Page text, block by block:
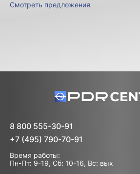
Смотреть предложения
8 800 555-30-91
+7 (495) 790-70-91
Время работы:
Пн-Пт: 9-19, Сб: 10-16, Вс: вых